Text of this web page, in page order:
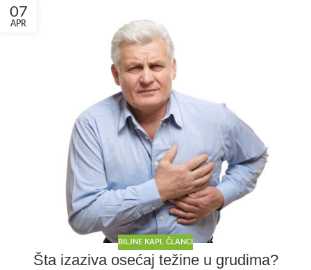
07
APR
BILJNE KAPI ČLANCI
Šta izaziva osećaj težine u grudima?